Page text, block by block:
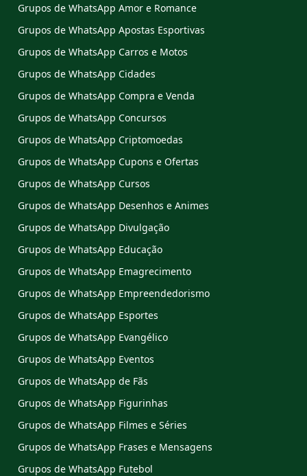
Grupos de WhatsApp Amor e Romance
Grupos de WhatsApp Apostas Esportivas
Grupos de WhatsApp Carros e Motos
Grupos de WhatsApp Cidades
Grupos de WhatsApp Compra e Venda
Grupos de WhatsApp Concursos
Grupos de WhatsApp Criptomoedas
Grupos de WhatsApp Cupons e Ofertas
Grupos de WhatsApp Cursos
Grupos de WhatsApp Desenhos e Animes
Grupos de WhatsApp Divulgação
Grupos de WhatsApp Educação
Grupos de WhatsApp Emagrecimento
Grupos de WhatsApp Empreendedorismo
Grupos de WhatsApp Esportes
Grupos de WhatsApp Evangélico
Grupos de WhatsApp Eventos
Grupos de WhatsApp de Fãs
Grupos de WhatsApp Figurinhas
Grupos de WhatsApp Filmes e Séries
Grupos de WhatsApp Frases e Mensagens
Grupos de WhatsApp Futebol